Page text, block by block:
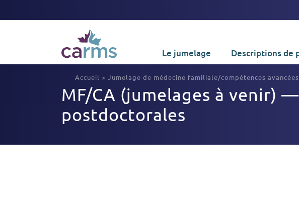
Le jumelage Descriptions de
Accueil > Jumelage de médecine familiale/compétences avancées
MF/CA (jumelages à venir)
postdoctorales